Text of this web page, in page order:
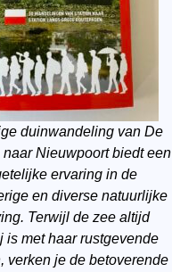
duinwandeling van De
naar Nieuwpoort biedt een
ervaring in de
en diverse natuurlijke
Terwijl de zee altijd
is met haar rustgevende
verken je de betoverende